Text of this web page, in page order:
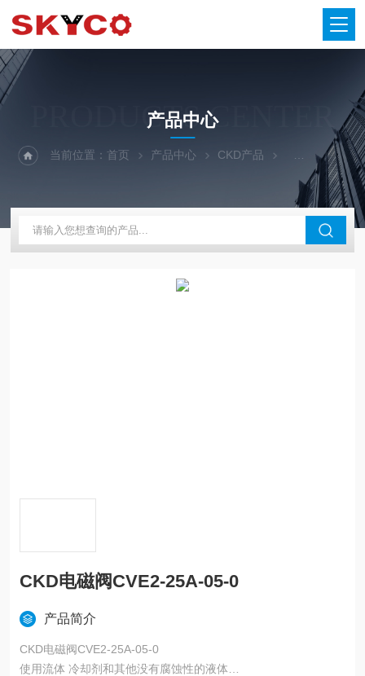
PRODUCTS CENTER
产品中心
当前位置：首页 产品中心 CKD产品 CKD电磁阀
CKD电磁阀CVE2-25A-05-0
产品简介
CKD电磁阀CVE2-25A-05-0
使用流体 冷却剂和其他没有腐蚀性的液体